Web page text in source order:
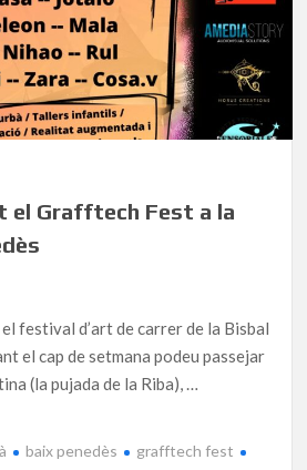
el Grafftech Fest a la
festival d’art de carrer de la Bisbal
el cap de setmana podeu passejar
(la pujada de la Riba), …
baix penedès
grafftech fest